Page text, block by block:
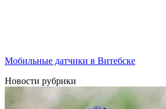
Мобильные датчики в Витебске
Новости рубрики